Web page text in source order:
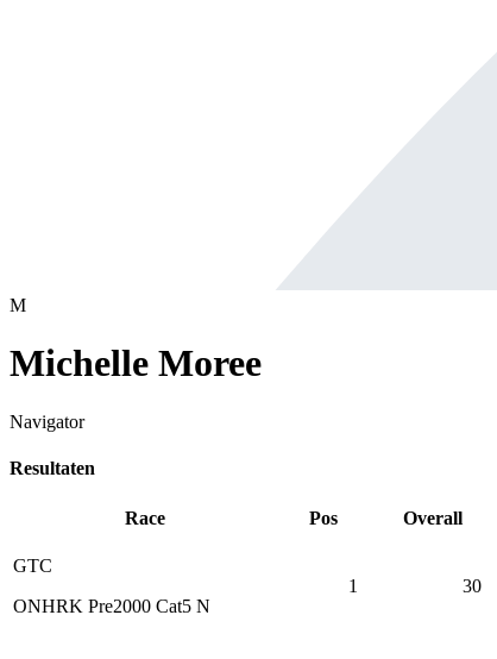
M
Michelle Moree
Navigator
Resultaten
Race Pos Overall
GTC
ONHRK Pre2000 Cat5 N
1 30